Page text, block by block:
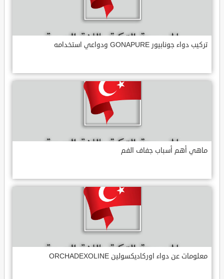
تركيب دواء جونابيور GONAPURE ودواعي استخدامه
ماهي أهم أسباب جفاف الفم
معلومات عن دواء اوركاديكسولين ORCHADEXOLINE